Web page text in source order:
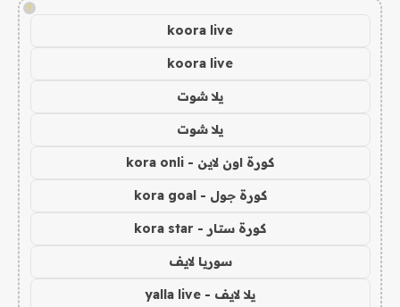
!
koora live
koora live
يلا شوت
يلا شوت
كورة اون لاين - kora onli
كورة جول - kora goal
كورة ستار - kora star
سوريا لايف
يلا لايف - yalla live